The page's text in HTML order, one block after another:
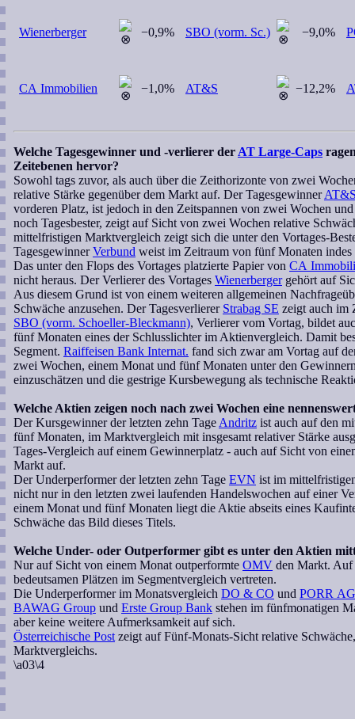
Wienerberger −0,9%
CA Immobilien −1,0%
SBO (vorm. Sc.) −9,0%
AT&S −12,2%
Welche Tagesgewinner und -verlierer der AT Large-Caps
Zeitebenen hervor?
Sowohl tags zuvor, als auch über die Zeithorizonte von zwei
relative Stärke gegenüber dem Markt auf. Der Tagesgewinner
vorderen Platz, ist jedoch in den Zeitspannen von zwei Wochen
noch Tagesbester, zeigt auf Sicht von zwei Wochen relative
mittelfristigen Marktvergleich zeigt sich die unter den Vortages-
TagesgewinnerVerbund weist im Zeitraum von fünf Monaten
Das unter den Flops des Vortages platzierte Papier von CA
nicht heraus. Der Verlierer des Vortages Wienerbergergehört auf
Aus diesem Grund ist von einem weiteren allgemeinen
Schwäche anzusehen. Der Tagesverlierer Strabag SE zeigt auch im
SBO (vorm. Schoeller-Bleckmann), Verlierer vom Vortag, bildet
fünf Monaten eines der Schlusslichter im Aktienvergleich. Damit
Segment. Raiffeisen Bank Internat. fand sich zwar am Vortag auf
zwei Wochen, einem Monat und fünf Monaten unter den
einzuschätzen und die gestrige Kursbewegung als technische
Welche Aktien zeigen noch nach zwei Wochen eine
Der Kursgewinner der letzten zehn Tage Andritz ist auch auf den
fünf Monaten, im Marktvergleich mit insgesamt relativer Stärke
Tages-Vergleich auf einem Gewinnerplatz - auch auf Sicht von
Markt auf.
Der Underperformer der letzten zehn Tage EVN ist im
nicht nur in den letzten zwei laufenden Handelswochen auf einer
einem Monat und fünf Monaten liegt die Aktie abseits eines
Schwäche das Bild dieses Titels.
Welche Under- oder Outperformer gibt es unter den Aktien
Nur auf Sicht von einem Monat outperformte OMV den Markt. Auf
bedeutsamen Plätzen im Segmentvergleich vertreten.
Die Underperformer im Monatsvergleich DO & CO und PORR AG
BAWAG Group und Erste Group Bank stehen im fünfmonatigen
aber keine weitere Aufmerksamkeit auf sich.
Österreichische Post zeigt auf Fünf-Monats-Sicht relative
Marktvergleichs.
\a03\4